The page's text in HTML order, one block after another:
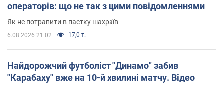
операторів: що не так з цими повідомленнями
Як не потрапити в пастку шахраїв
6.08.2026 21:02 17,0 т.
Найдорожчий футболіст "Динамо" забив
"Карабаху" вже на 10-й хвилині матчу. Відео